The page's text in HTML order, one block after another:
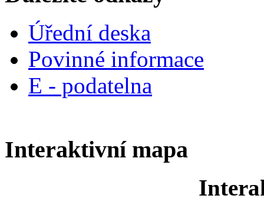
Úřední deska
Povinné informace
E - podatelna
Interaktivní mapa